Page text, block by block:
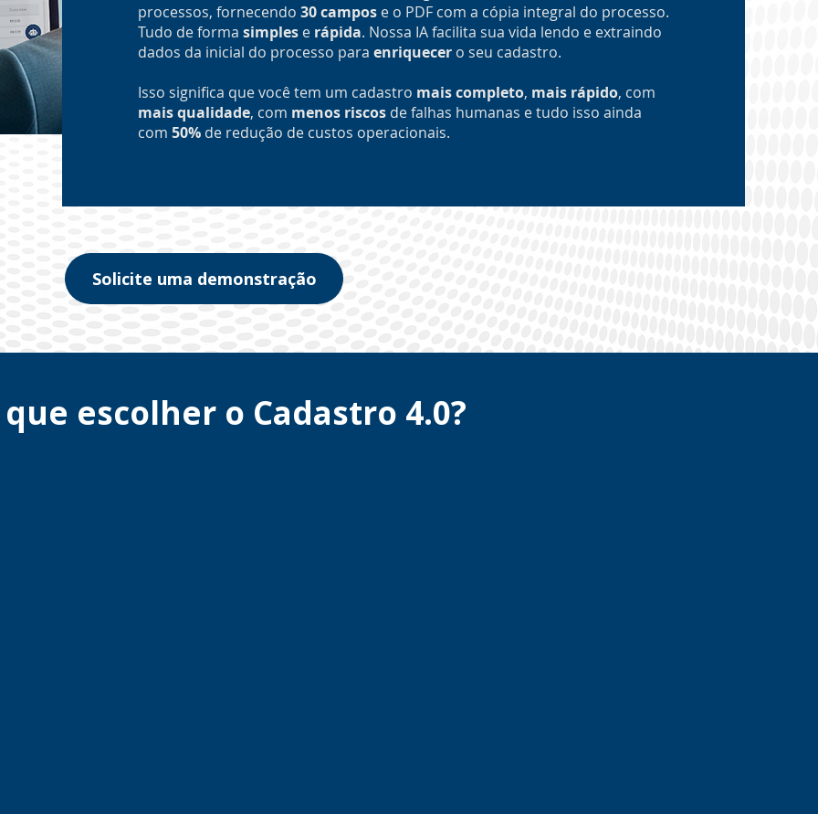
processos, fornecendo 30 campose o PDF com a cópia integral do processo.
Tudo de forma simplese rápida. Nossa IA facilita sua vida lendo e extraindo
dados da inicial do processo para enriquecero seu cadastro.
Isso significa que você tem um cadastro mais completo, mais rápido, com
mais qualidade, com menos riscosde falhas humanas e tudo isso ainda
com 50%de redução de custos operacionais.
Solicite uma demonstração
escolher o Cadastro 4.0?